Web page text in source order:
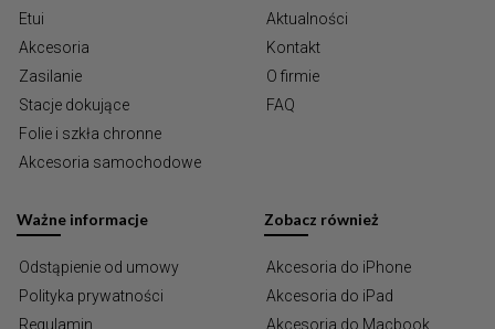
Etui
Akcesoria
Zasilanie
Stacje dokujące
Folie i szkła chronne
Akcesoria samochodowe
Aktualności
Kontakt
O firmie
FAQ
Ważne informacje
Odstąpienie od umowy
Polityka prywatności
Regulamin
Zobacz również
Akcesoria do iPhone
Akcesoria do iPad
Akcesoria do Macbook